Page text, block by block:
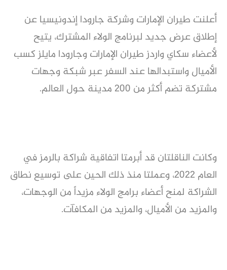
أعلنت طيران الإمارات وشركة جارودا إندونيسيا عن
إطلاق عرض جديد لبرنامج الولاء المشترك، يتيح
لأعضاء سكاي واردز طيران الإمارات وجارودا مايلز كسب
الأميال واستبدالها عند السفر عبر شبكة وجهات
مشتركة تضم أكثر من 200 مدينة حول العالم.
وكانت الناقلتان قد أبرمتا اتفاقية شراكة بالرمز في
العام 2022، وعملتا منذ ذلك الحين على توسيع نطاق
الشراكة لمنح أعضاء برامج الولاء مزيداً من الوجهات،
والمزيد من الأميال، والمزيد من المكافآت.